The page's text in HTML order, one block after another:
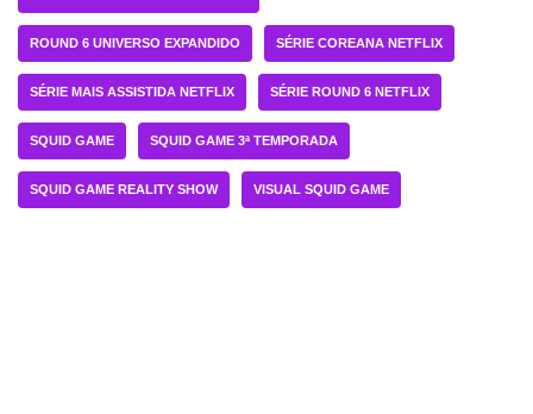
ROUND 6 UNIVERSO EXPANDIDO SÉRIE COREANA NETFLIX
SÉRIE MAIS ASSISTIDA NETFLIX SÉRIE ROUND 6 NETFLIX
SQUID GAME SQUID GAME 3ª TEMPORADA
SQUID GAME REALITY SHOW VISUAL SQUID GAME